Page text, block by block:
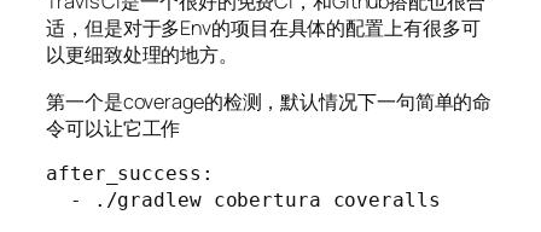
适，但是对于多Env的项目在具体的配置上有很多可
以更细致处理的地方。
第一个是coverage的检测，默认情况下一句简单的命
令可以让它工作
after_success:
  - ./gradlew cobertura coveralls